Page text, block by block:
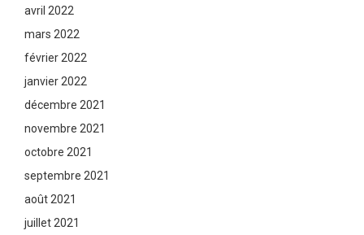
avril 2022
mars 2022
février 2022
janvier 2022
décembre 2021
novembre 2021
octobre 2021
septembre 2021
août 2021
juillet 2021